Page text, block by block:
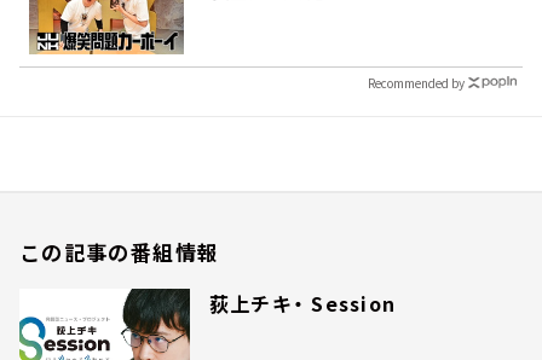
Recommended by
この記事の番組情報
荻上チキ・ Session